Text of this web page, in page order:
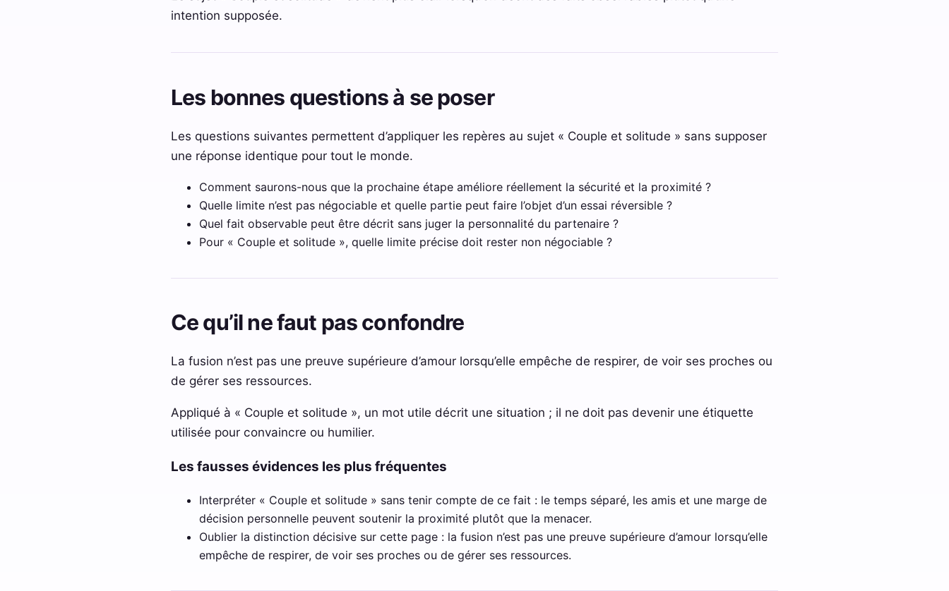
intention supposée.
Les bonnes questions à se poser
Les questions suivantes permettent d’appliquer les repères au sujet « Couple et solitude » sans supposer
une réponse identique pour tout le monde.
Comment saurons-nous que la prochaine étape améliore réellement la sécurité et la proximité ?
Quelle limite n’est pas négociable et quelle partie peut faire l’objet d’un essai réversible ?
Quel fait observable peut être décrit sans juger la personnalité du partenaire ?
Pour « Couple et solitude », quelle limite précise doit rester non négociable ?
Ce qu’il ne faut pas confondre
La fusion n’est pas une preuve supérieure d’amour lorsqu’elle empêche de respirer, de voir ses proches ou
de gérer ses ressources.
Appliqué à « Couple et solitude », un mot utile décrit une situation ; il ne doit pas devenir une étiquette
utilisée pour convaincre ou humilier.
Les fausses évidences les plus fréquentes
Interpréter « Couple et solitude » sans tenir compte de ce fait : le temps séparé, les amis et une marge de
décision personnelle peuvent soutenir la proximité plutôt que la menacer.
Oublier la distinction décisive sur cette page : la fusion n’est pas une preuve supérieure d’amour lorsqu’elle
empêche de respirer, de voir ses proches ou de gérer ses ressources.